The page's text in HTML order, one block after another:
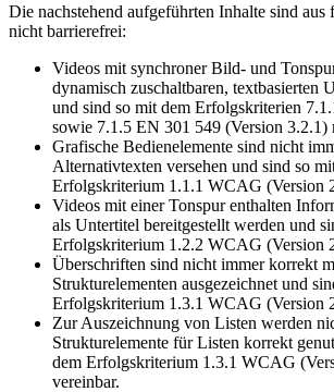
Die nachstehend aufgeführten Inhalte sind aus
nicht barrierefrei:
Videos mit synchroner Bild- und
dynamisch zuschaltbaren, textbasierten
und sind so mit dem Erfolgskriterien
sowie 7.1.5 EN 301 549 (Version 3.2.1)
Grafische Bedienelemente sind nicht
Alternativtexten versehen und sind so
Erfolgskriterium 1.1.1 WCAG (Version
Videos mit einer Tonspur enthalten
als Untertitel bereitgestellt werden und
Erfolgskriterium 1.2.2 WCAG (Version
Überschriften sind nicht immer korrekt
Strukturelementen ausgezeichnet und
Erfolgskriterium 1.3.1 WCAG (Version
Zur Auszeichnung von Listen werden
Strukturelemente für Listen korrekt
dem Erfolgskriterium 1.3.1 WCAG
vereinbar.